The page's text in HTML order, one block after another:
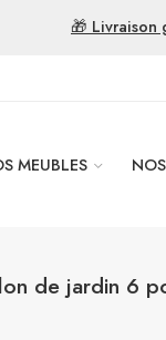
🎁 Livraison
MEUBLES
de jardin 6